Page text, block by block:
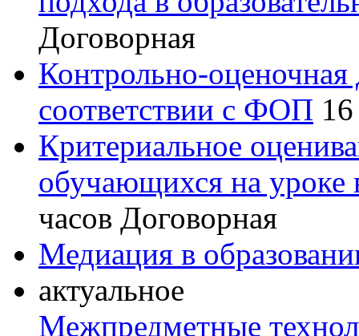
Договорная
Контрольно-оценочная
соответствии с ФОП
Критериальное
обучающихся на
часов Договорная
Медиация в
актуальное
Межпредметные